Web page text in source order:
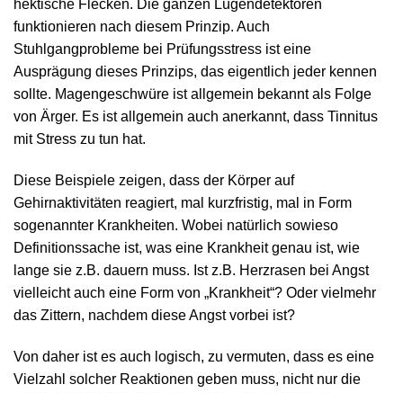
hektische Flecken. Die ganzen Lügendetektoren
funktionieren nach diesem Prinzip. Auch
Stuhlgangprobleme bei Prüfungsstress ist eine
Ausprägung dieses Prinzips, das eigentlich jeder kennen
sollte. Magengeschwüre ist allgemein bekannt als Folge
von Ärger. Es ist allgemein auch anerkannt, dass Tinnitus
mit Stress zu tun hat.
Diese Beispiele zeigen, dass der Körper auf
Gehirnaktivitäten reagiert, mal kurzfristig, mal in Form
sogenannter Krankheiten. Wobei natürlich sowieso
Definitionssache ist, was eine Krankheit genau ist, wie
lange sie z.B. dauern muss. Ist z.B. Herzrasen bei Angst
vielleicht auch eine Form von „Krankheit“? Oder vielmehr
das Zittern, nachdem diese Angst vorbei ist?
Von daher ist es auch logisch, zu vermuten, dass es eine
Vielzahl solcher Reaktionen geben muss, nicht nur die